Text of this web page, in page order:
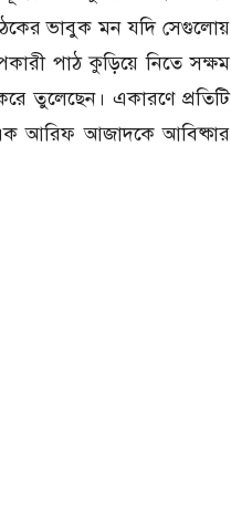
ভাবুক মন যদি সেগুলোয়
পাঠ কুড়িয়ে নিতে সক্ষম
তুলেছেন। একারণে প্রতিটি
আরিফ আজাদকে আবিষ্কার